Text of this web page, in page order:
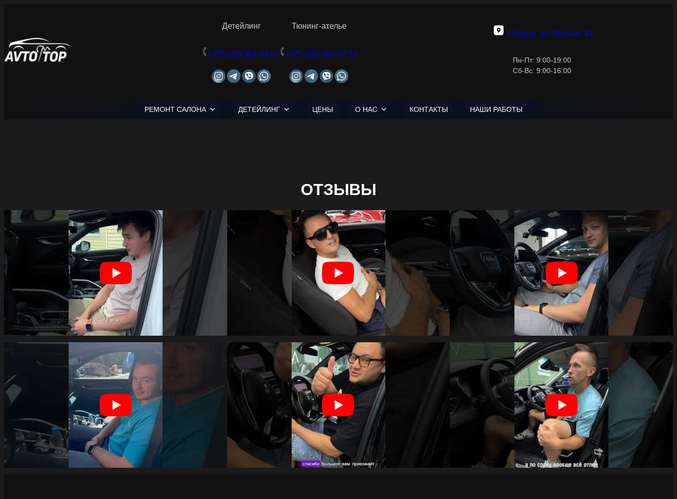
Детейлинг
+375 (29) 384-04-07
Тюнинг-ателье
+375 (29) 384-47-53
г. Минск, ул. Шатько, 41
Пн-Пт: 9:00-19:00
Сб-Вс: 9:00-16:00
РЕМОНТ САЛОНА ДЕТЕЙЛИНГ ЦЕНЫ О НАС КОНТАКТЫ НАШИ РАБОТЫ
ОТЗЫВЫ